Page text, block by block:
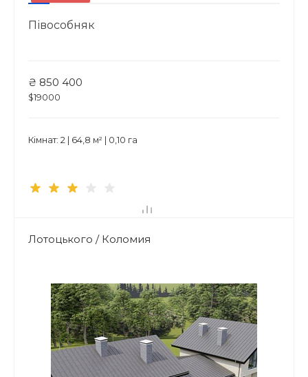
Півособняк
₴ 850 400
$19000
Кімнат: 2 | 64,8 м² | 0,10 га
Лотоцького / Коломия